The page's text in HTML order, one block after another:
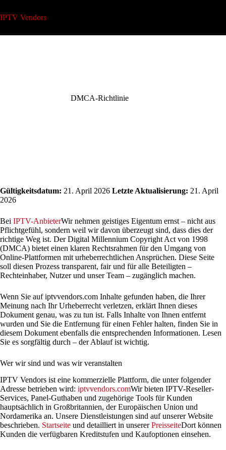
Inhalt
springen
IPTV Vendors
DMCA-Richtlinie
Gültigkeitsdatum: 21. April 2026 Letzte Aktualisierung: 21. April
2026
Bei IPTV-AnbieterWir nehmen geistiges Eigentum ernst – nicht aus
Pflichtgefühl, sondern weil wir davon überzeugt sind, dass dies der
richtige Weg ist. Der Digital Millennium Copyright Act von 1998
(DMCA) bietet einen klaren Rechtsrahmen für den Umgang von
Online-Plattformen mit urheberrechtlichen Ansprüchen. Diese Seite
soll diesen Prozess transparent, fair und für alle Beteiligten –
Rechteinhaber, Nutzer und unser Team – zugänglich machen.
Wenn Sie auf iptvvendors.com Inhalte gefunden haben, die Ihrer
Meinung nach Ihr Urheberrecht verletzen, erklärt Ihnen dieses
Dokument genau, was zu tun ist. Falls Inhalte von Ihnen entfernt
wurden und Sie die Entfernung für einen Fehler halten, finden Sie in
diesem Dokument ebenfalls die entsprechenden Informationen. Lesen
Sie es sorgfältig durch – der Ablauf ist wichtig.
Wer wir sind und was wir veranstalten
IPTV Vendors ist eine kommerzielle Plattform, die unter folgender
Adresse betrieben wird: iptvvendors.comWir bieten IPTV-Reseller-
Services, Panel-Guthaben und zugehörige Tools für Kunden
hauptsächlich in Großbritannien, der Europäischen Union und
Nordamerika an. Unsere Dienstleistungen sind auf unserer Website
beschrieben. Startseite und detailliert in unsererPreisseiteDort können
Kunden die verfügbaren Kreditstufen und Kaufoptionen einsehen.